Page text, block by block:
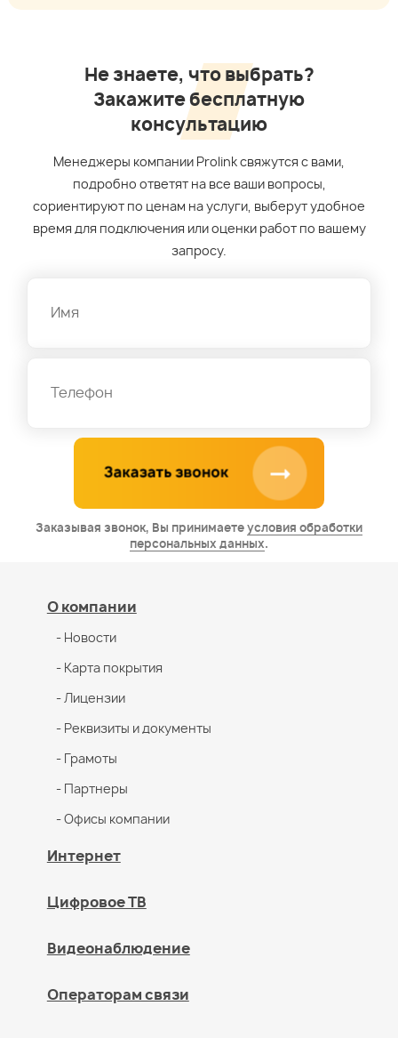
Не знаете, что выбрать?
Закажите бесплатную
консультацию
Менеджеры компании Prolink свяжутся с вами,
подробно ответят на все ваши вопросы,
сориентируют по ценам на услуги, выберут удобное
время для подключения или оценки работ по вашему
запросу.
Заказывая звонок, Вы принимаете условия обработки
персональных данных.
О компании
- Новости
- Карта покрытия
- Лицензии
- Реквизиты и документы
- Грамоты
- Партнеры
- Офисы компании
Интернет
Цифровое ТВ
Видеонаблюдение
Операторам связи